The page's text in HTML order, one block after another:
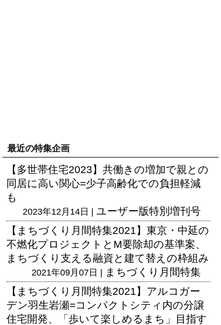
最近の特集企画
【多世帯住宅2023】共働きの増加で親との
同居に高い関心=少子高齢化での負担軽減
も
2023年12月14日 | ユーザー版特別増刊号
【まちづくり月間特集2021】東京・中延の
不燃化プロジェクトとM要除却の基準案、
まちづくり支える融資と建て替えの枠組み
2021年09月07日 | まちづくり月間特集
【まちづくり月間特集2021】アルコガー
デン羽生岩瀬=コンパクトシティ内の分譲
住宅開発、「歩いて楽しめるまち」目指す